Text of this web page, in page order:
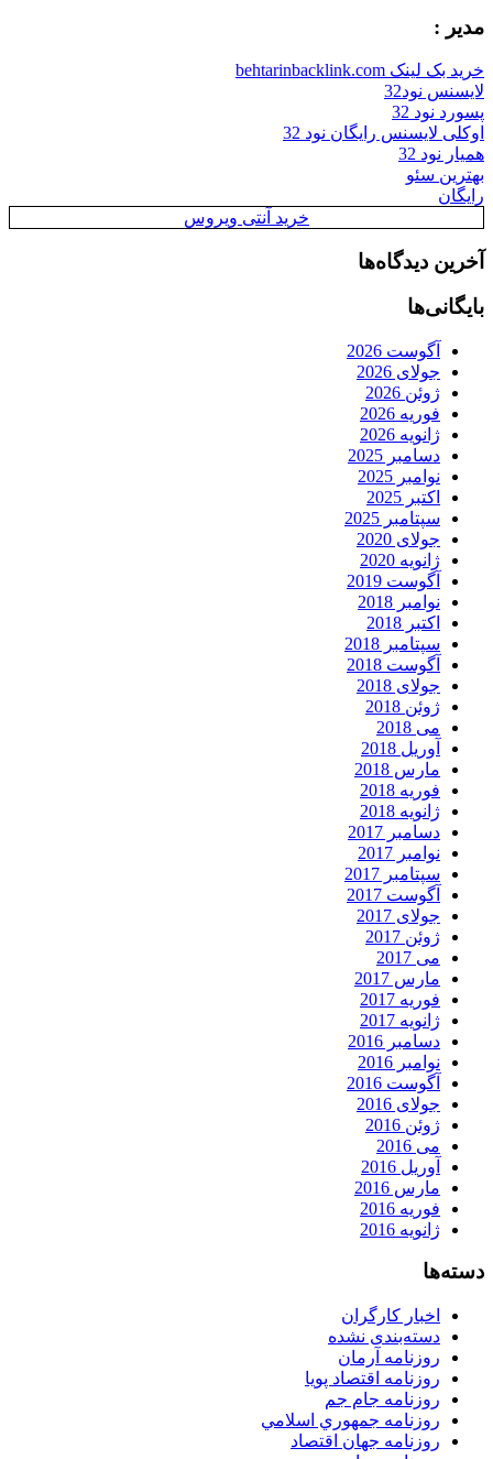
مدیر :
خرید بک لینک behtarinbacklink.com
لایسنس نود32
پسورد نود 32
اوکلی لایسنس رایگان نود 32
همیار نود 32
بهترین سئو
رایگان
خرید آنتی ویروس
آخرین دیدگاه‌ها
بایگانی‌ها
آگوست 2026
جولای 2026
ژوئن 2026
فوریه 2026
ژانویه 2026
دسامبر 2025
نوامبر 2025
اکتبر 2025
سپتامبر 2025
جولای 2020
ژانویه 2020
آگوست 2019
نوامبر 2018
اکتبر 2018
سپتامبر 2018
آگوست 2018
جولای 2018
ژوئن 2018
می 2018
آوریل 2018
مارس 2018
فوریه 2018
ژانویه 2018
دسامبر 2017
نوامبر 2017
سپتامبر 2017
آگوست 2017
جولای 2017
ژوئن 2017
می 2017
مارس 2017
فوریه 2017
ژانویه 2017
دسامبر 2016
نوامبر 2016
آگوست 2016
جولای 2016
ژوئن 2016
می 2016
آوریل 2016
مارس 2016
فوریه 2016
ژانویه 2016
دسته‌ها
اخبار کارگران
دسته‌بندی نشده
روزنامه آرمان
روزنامه اقتصاد پویا
روزنامه جام جم
روزنامه جمهوري اسلامي
روزنامه جهان اقتصاد